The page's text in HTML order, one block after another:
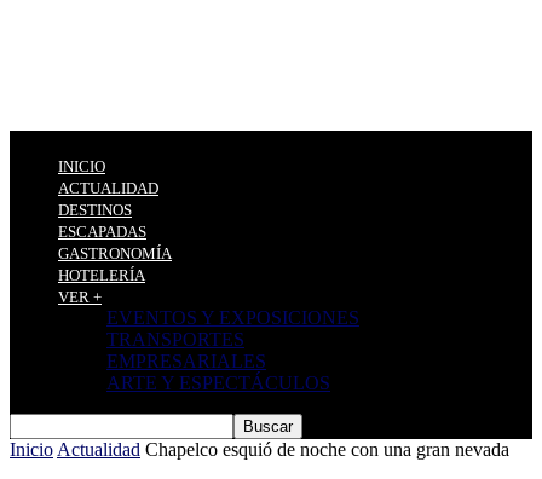
INICIO
ACTUALIDAD
DESTINOS
ESCAPADAS
GASTRONOMÍA
HOTELERÍA
VER +
EVENTOS Y EXPOSICIONES
TRANSPORTES
EMPRESARIALES
ARTE Y ESPECTÁCULOS
Inicio Actualidad Chapelco esquió de noche con una gran nevada